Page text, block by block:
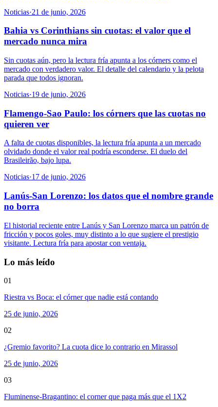
Noticias·21 de junio, 2026
Bahia vs Corinthians sin cuotas: el valor que el
mercado nunca mira
Sin cuotas aún, pero la lectura fría apunta a los córners como el
mercado con verdadero valor. El detalle del calendario y la pelota
parada que todos ignoran.
Noticias·19 de junio, 2026
Flamengo-Sao Paulo: los córners que las cuotas no
quieren ver
A falta de cuotas disponibles, la lectura fría apunta a un mercado
olvidado donde el valor real podría esconderse. El duelo del
Brasileirão, bajo lupa.
Noticias·17 de junio, 2026
Lanús-San Lorenzo: los datos que el nombre grande
no borra
El historial reciente entre Lanús y San Lorenzo marca un patrón de
fricción y pocos goles, muy distinto a lo que sugiere el prestigio
visitante. Lectura fría para apostar con ventaja.
Lo más leído
01
Riestra vs Boca: el córner que nadie está contando
25 de junio, 2026
02
¿Gremio favorito? La cuota dice lo contrario en Mirassol
25 de junio, 2026
03
Fluminense-Bragantino: el corner que paga más que el 1X2